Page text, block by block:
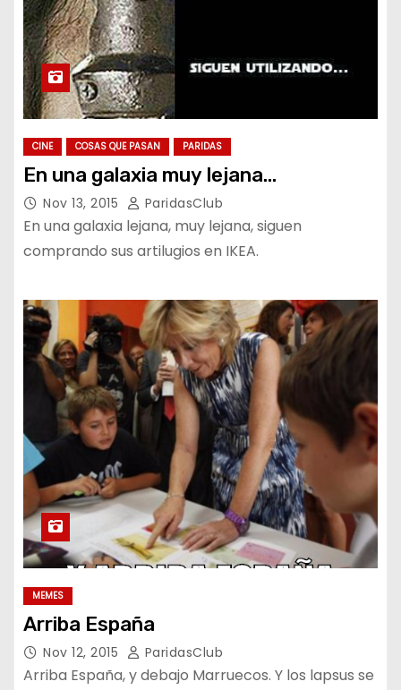
CINE COSAS QUE PASAN PARIDAS
En una galaxia muy lejana…
Nov 13, 2015 ParidasClub
En una galaxia lejana, muy lejana, siguen
comprando sus artilugios en IKEA.
MEMES
Arriba España
Nov 12, 2015 ParidasClub
Arriba España, y debajo Marruecos. Y los lapsus se